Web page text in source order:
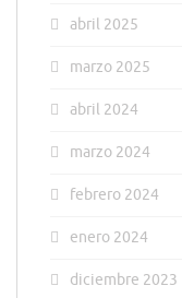
abril 2025
marzo 2025
abril 2024
marzo 2024
febrero 2024
enero 2024
diciembre 2023